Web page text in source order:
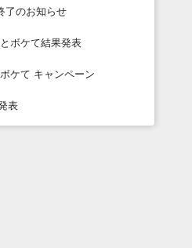
了のお知らせ
ボケて結果発表
ケて キャンペーン
表